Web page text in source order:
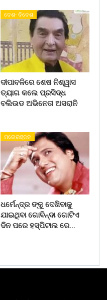
ଦେଶ- ବିଦେଶ
ଦୀପାବଳିରେ ଶେଷ ନିଶ୍ୱାସ
ତ୍ୟାଗ କଲେ ପ୍ରସିଦ୍ଧ
ବଲିଉଡ ଅଭିନେତା ଅସରାନି
ମନୋରଞ୍ଜନ
ଧର୍ମେନ୍ଦ୍ର ଙ୍କୁ ଦେଖିବାକୁ
ଯାଇଥିବା ଗୋବିନ୍ଦା ଗୋଟିଏ
ଦିନ ପରେ ହସ୍ପିଟାଲ ରେ…